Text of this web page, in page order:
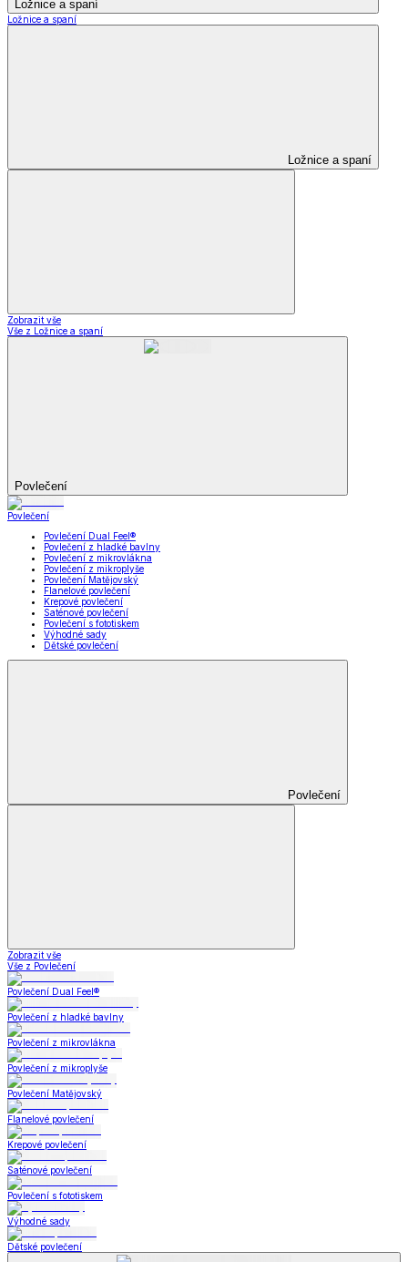
Ložnice a spaní
Ložnice a spaní
Ložnice a spaní
Zobrazit vše
Vše z Ložnice a spaní
Povlečení
Povlečení
Povlečení Dual Feel®
Povlečení z hladké bavlny
Povlečení z mikrovlákna
Povlečení z mikroplyše
Povlečení Matějovský
Flanelové povlečení
Krepové povlečení
Saténové povlečení
Povlečení s fototiskem
Výhodné sady
Dětské povlečení
Povlečení
Zobrazit vše
Vše z Povlečení
Povlečení Dual Feel®
Povlečení z hladké bavlny
Povlečení z mikrovlákna
Povlečení z mikroplyše
Povlečení Matějovský
Flanelové povlečení
Krepové povlečení
Saténové povlečení
Povlečení s fototiskem
Výhodné sady
Dětské povlečení